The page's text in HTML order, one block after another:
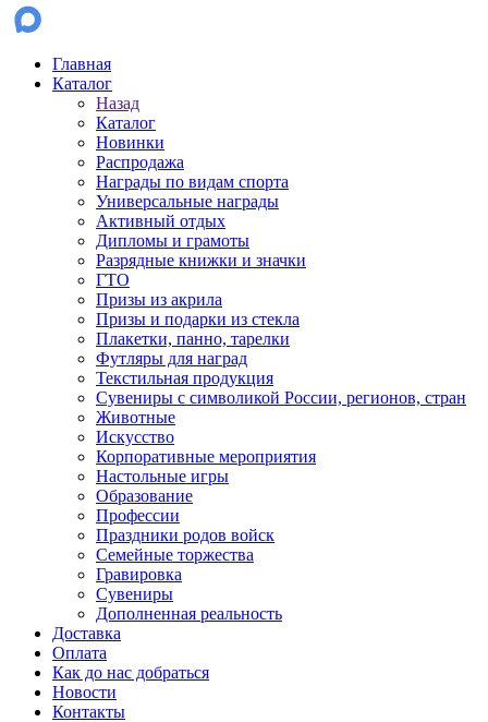
Главная
Каталог
Назад
Каталог
Новинки
Распродажа
Награды по видам спорта
Универсальные награды
Активный отдых
Дипломы и грамоты
Разрядные книжки и значки
ГТО
Призы из акрила
Призы и подарки из стекла
Плакетки, панно, тарелки
Футляры для наград
Текстильная продукция
Сувениры с символикой России, регионов, стран
Животные
Искусство
Корпоративные мероприятия
Настольные игры
Образование
Профессии
Праздники родов войск
Семейные торжества
Гравировка
Сувениры
Дополненная реальность
Доставка
Оплата
Как до нас добраться
Новости
Контакты